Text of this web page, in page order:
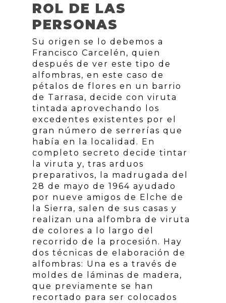
ROL DE LAS
PERSONAS
Su origen se lo debemos a
Francisco Carcelén, quien
después de ver este tipo de
alfombras, en este caso de
pétalos de flores en un barrio
de Tarrasa, decide con viruta
tintada aprovechando los
excedentes existentes por el
gran número de serrerías que
había en la localidad. En
completo secreto decide tintar
la viruta y, tras arduos
preparativos, la madrugada del
28 de mayo de 1964 ayudado
por nueve amigos de Elche de
la Sierra, salen de sus casas y
realizan una alfombra de viruta
de colores a lo largo del
recorrido de la procesión. Hay
dos técnicas de elaboración de
alfombras: Una es a través de
moldes de láminas de madera,
que previamente se han
recortado para ser colocados